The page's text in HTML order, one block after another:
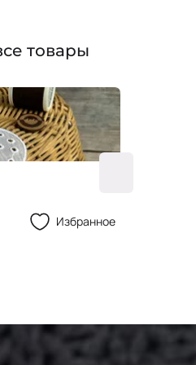
товары
Избранное